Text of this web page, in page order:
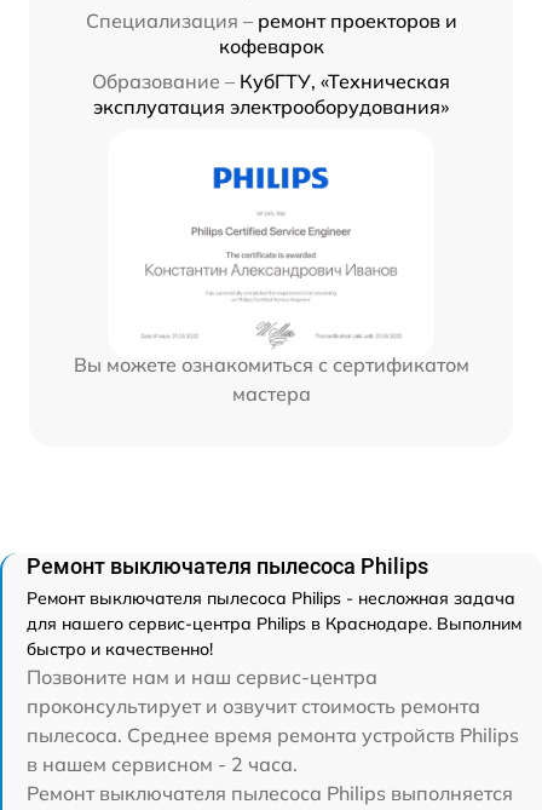
Специализация – ремонт проекторов и
кофеварок
Образование – КубГТУ, «Техническая
эксплуатация электрооборудования»
Вы можете ознакомиться с сертификатом
мастера
Ремонт выключателя пылесоса Philips
Ремонт выключателя пылесоса Philips - несложная задача
для нашего сервис-центра Philips в Краснодаре. Выполним
быстро и качественно!
Позвоните нам и наш сервис-центра
проконсультирует и озвучит стоимость ремонта
пылесоса. Среднее время ремонта устройств Philips
в нашем сервисном - 2 часа.
Ремонт выключателя пылесоса Philips выполняется